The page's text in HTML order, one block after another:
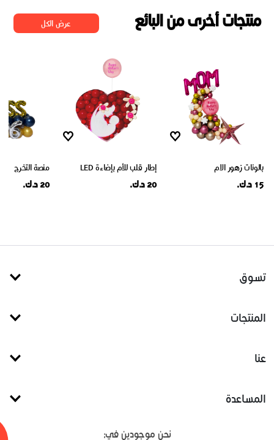
منتجات أخرى من البائع عرض الكل
بالونات زهور الام
15 د.ك.
إطار قلب للأم بإضاءة LED
20 د.ك.
منصة التخرج
20 د.ك.
تسوق
المنتجات
عنا
المساعدة
نحن موجودين في: